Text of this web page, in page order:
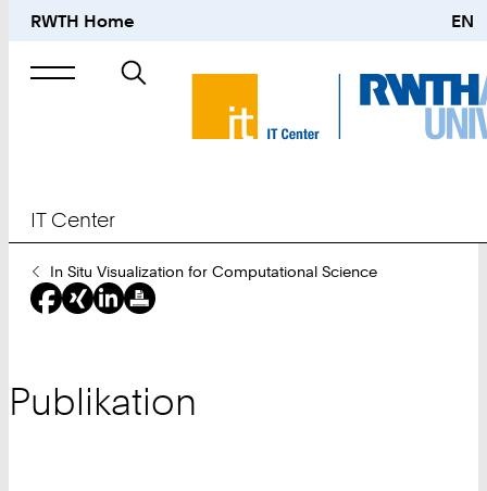
RWTH Home EN
Suche
nach
IT Center
Sie
sind
hier:
In Situ Visualization for Computational Science
Publikation